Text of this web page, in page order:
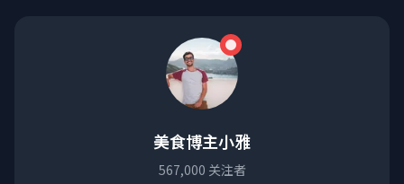
美食博主小雅
567,000 关注者